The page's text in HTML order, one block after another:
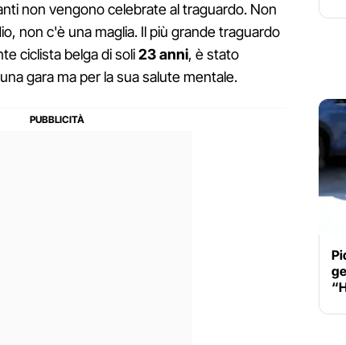
non vengono celebrate al traguardo. Non
non c'è una maglia. Il più grande traguardo
ciclista belga di soli23 anni, è stato
gara ma per la sua salute mentale.